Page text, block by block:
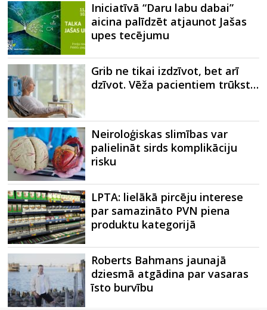
Iniciatīvā “Daru labu dabai”
aicina palīdzēt atjaunot Jašas
upes tecējumu
Grib ne tikai izdzīvot, bet arī
dzīvot. Vēža pacientiem trūkst…
Neiroloģiskas slimības var
palielināt sirds komplikāciju
risku
LPTA: lielākā pircēju interese
par samazināto PVN piena
produktu kategorijā
Roberts Bahmans jaunajā
dziesmā atgādina par vasaras
īsto burvību